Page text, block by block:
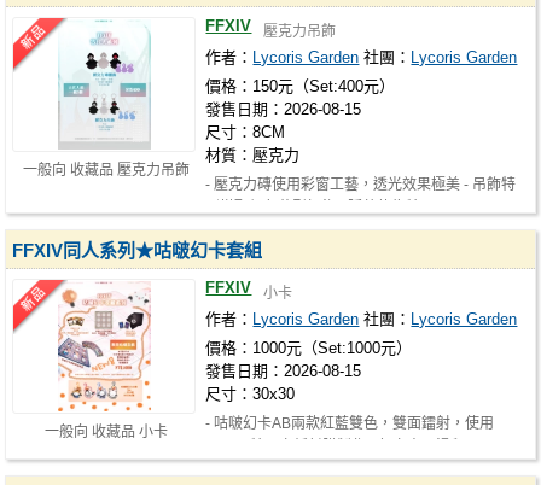
一般向 收藏品 壓克力吊飾
FFXIV 壓克力吊飾
作者： Lycoris Garden 社團： Lycoris Garden
價格：150元（Set:400元）
發售日期：2026-08-15
尺寸：8CM
材質：壓克力
- 壓克力磚使用彩窗工藝，透光效果極美 - 吊飾特
一般向 收藏品 小卡
FFXIV同人系列★咕啵幻卡套組
FFXIV 小卡
作者： Lycoris Garden 社團： Lycoris Garden
價格：1000元（Set:1000元）
發售日期：2026-08-15
尺寸：30x30
- 咕啵幻卡AB兩款紅藍雙色，雙面鐳射，使用